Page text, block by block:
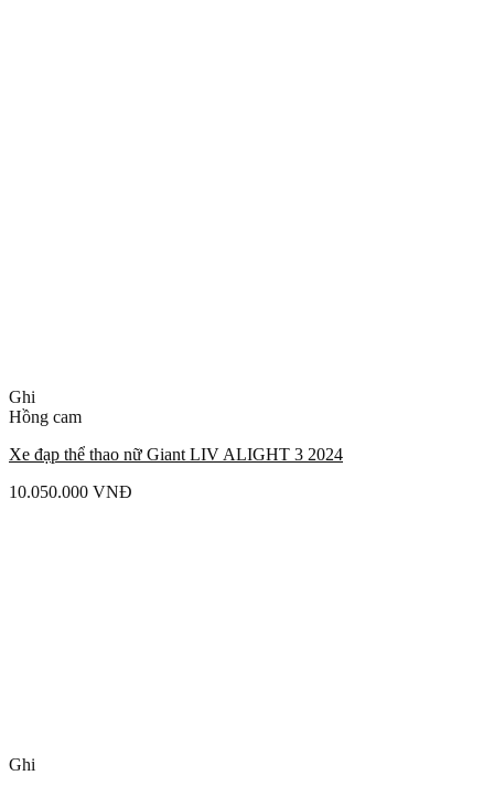
Ghi
Hồng cam
Xe đạp thể thao nữ Giant LIV ALIGHT 3 2024
10.050.000 VNĐ
Ghi